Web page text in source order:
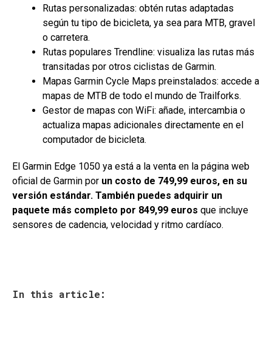
Rutas personalizadas: obtén rutas adaptadas
según tu tipo de bicicleta, ya sea para MTB, gravel
o carretera.
Rutas populares Trendline: visualiza las rutas más
transitadas por otros ciclistas de Garmin.
Mapas Garmin Cycle Maps preinstalados: accede a
mapas de MTB de todo el mundo de Trailforks.
Gestor de mapas con WiFi: añade, intercambia o
actualiza mapas adicionales directamente en el
computador de bicicleta.
El Garmin Edge 1050 ya está a la venta en la página web
oficial de Garmin por un costo de 749,99 euros, en su
versión estándar. También puedes adquirir un
paquete más completo por 849,99 euros que incluye
sensores de cadencia, velocidad y ritmo cardíaco.
In this article: